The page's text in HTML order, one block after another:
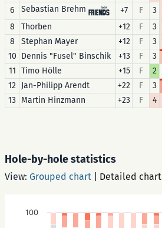
6
Sebastian Brehm +7 F 3
8
Thorben +12 F 3
8
Stephan Mayer +12 F 3
10 Dennis "Fusel" Binschik +13 F 3
11 Timo Hölle +15 F 2
12 Jan-Philipp Arendt +22 F 3
13 Martin Hinzmann +23 F 4
Hole-by-hole statistics
View: Grouped chart Detailed chart
100